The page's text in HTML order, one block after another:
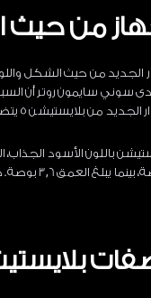
من حيث
الجديد من حيث الشكل
سوني سايمون روتر أن
تبريد عالي المستوى واختفاء تام للأصوات العالية
باللون الأسود
3,6 بوصة،
5 وحدة